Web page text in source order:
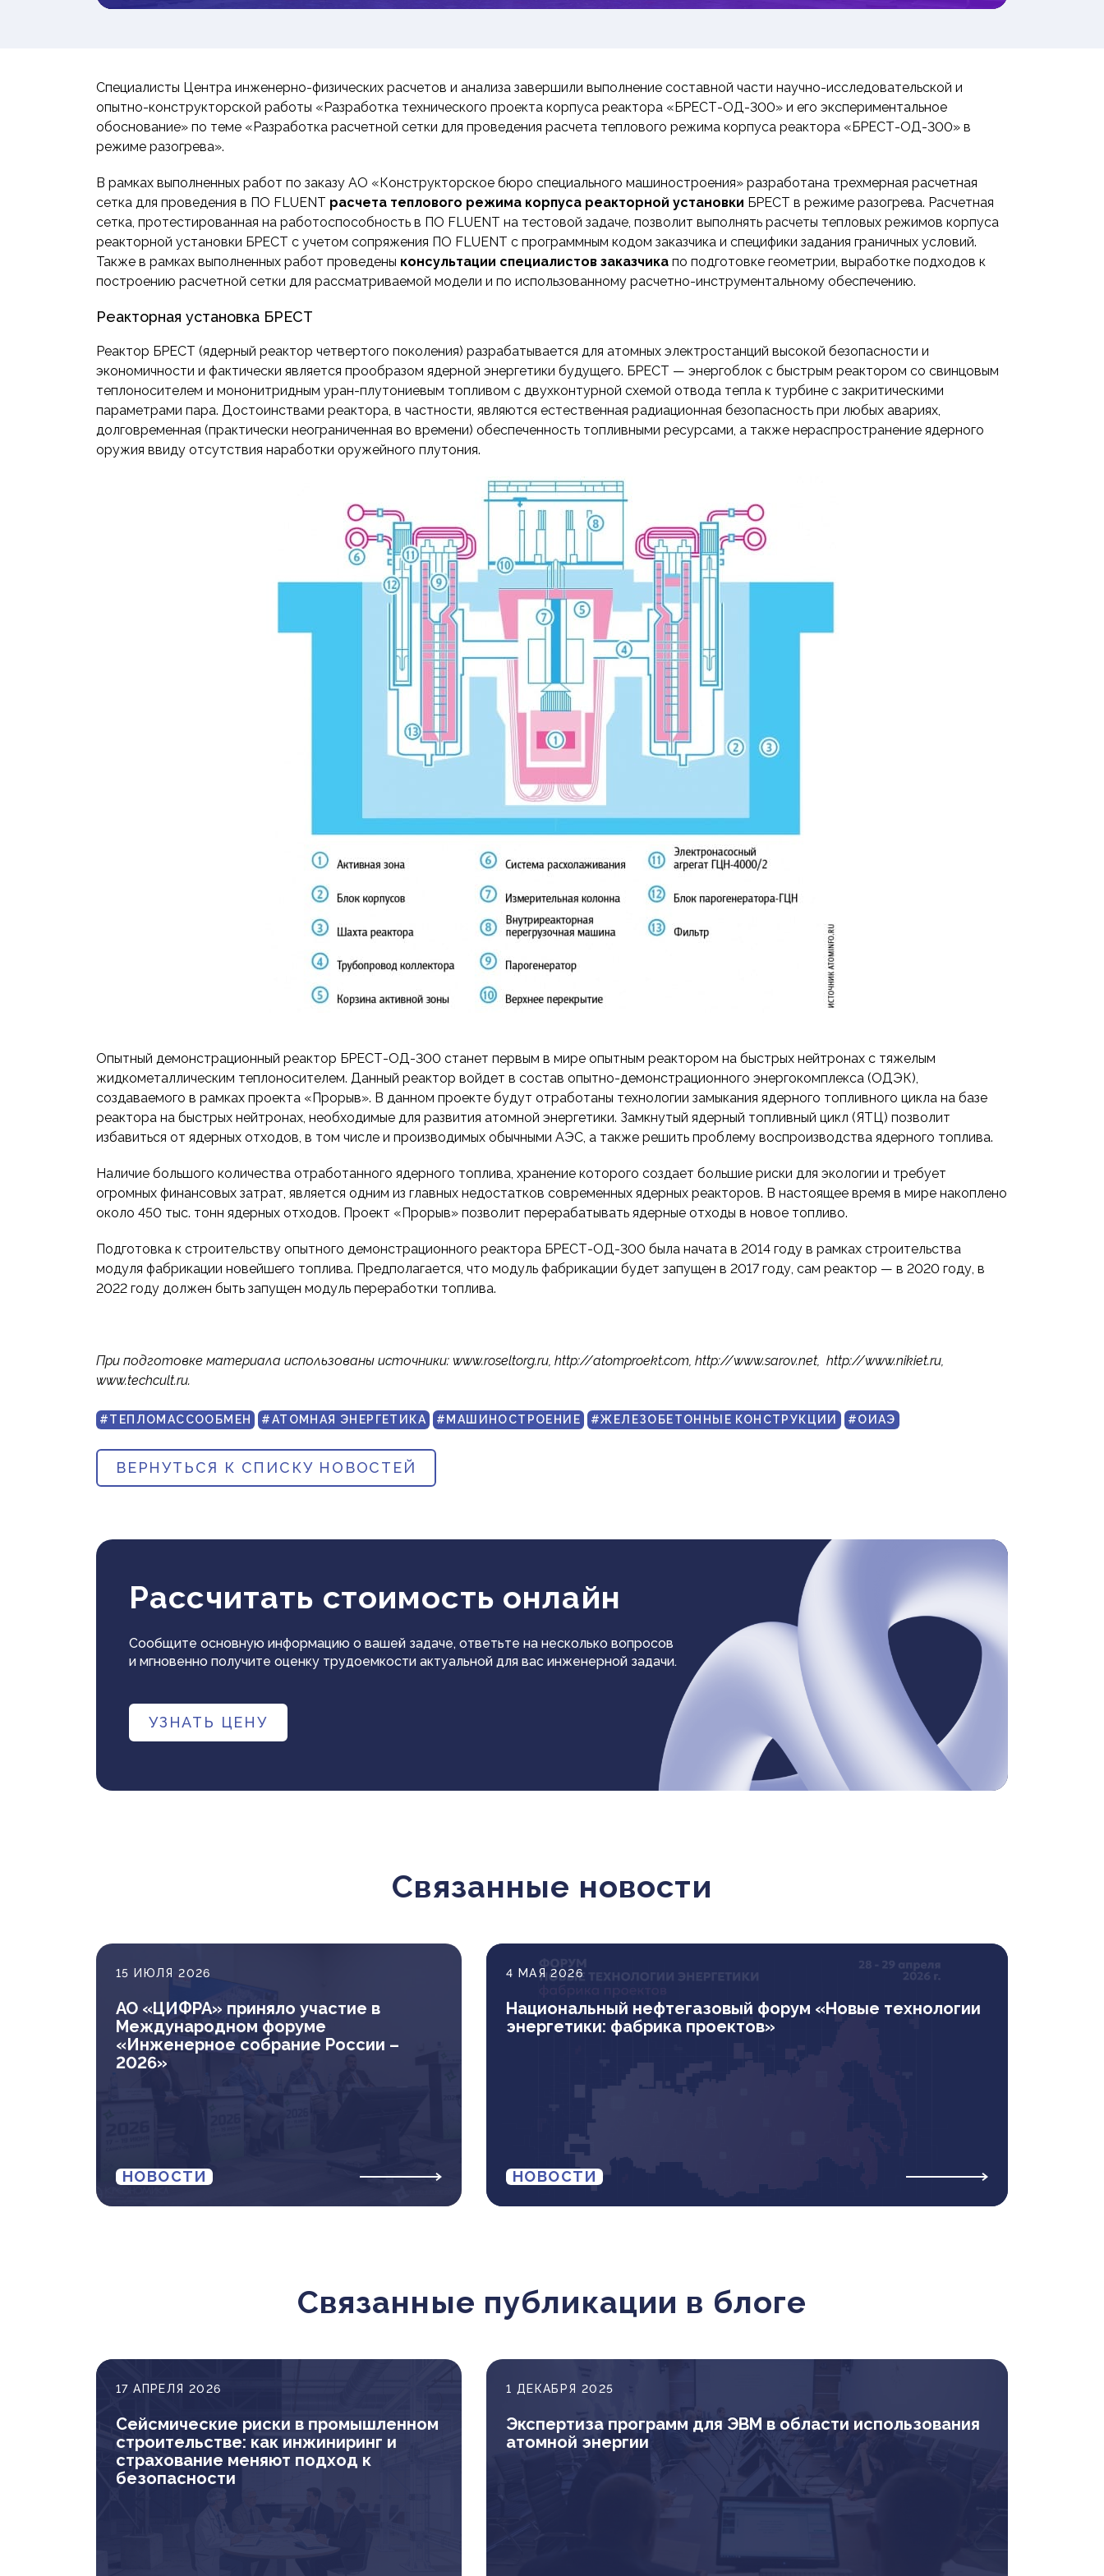
Специалисты Центра инженерно-физических расчетов и анализа завершили выполнение составной части научно-исследовательской и
опытно-конструкторской работы «Разработка технического проекта корпуса реактора «БРЕСТ-ОД-300» и его экспериментальное
обоснование» по теме «Разработка расчетной сетки для проведения расчета теплового режима корпуса реактора «БРЕСТ-ОД-300» в
режиме разогрева».
В рамках выполненных работ по заказу АО «Конструкторское бюро специального машиностроения» разработана трехмерная расчетная
сетка для проведения в ПО FLUENT расчета теплового режима корпуса реакторной установки БРЕСТ в режиме разогрева. Расчетная
сетка, протестированная на работоспособность в ПО FLUENT на тестовой задаче, позволит выполнять расчеты тепловых режимов корпуса
реакторной установки БРЕСТ с учетом сопряжения ПО FLUENT c программным кодом заказчика и специфики задания граничных условий.
Также в рамках выполненных работ проведены консультации специалистов заказчика по подготовке геометрии, выработке подходов к
построению расчетной сетки для рассматриваемой модели и по использованному расчетно-инструментальному обеспечению.
Реакторная установка БРЕСТ
Реактор БРЕСТ (ядерный реактор четвертого поколения) разрабатывается для атомных электростанций высокой безопасности и
экономичности и фактически является прообразом ядерной энергетики будущего. БРЕСТ — энергоблок с быстрым реактором со свинцовым
теплоносителем и мононитридным уран-плутониевым топливом с двухконтурной схемой отвода тепла к турбине с закритическими
параметрами пара. Достоинствами реактора, в частности, являются естественная радиационная безопасность при любых авариях,
долговременная (практически неограниченная во времени) обеспеченность топливными ресурсами, а также нераспространение ядерного
оружия ввиду отсутствия наработки оружейного плутония.
Опытный демонстрационный реактор БРЕСТ-ОД-300 станет первым в мире опытным реактором на быстрых нейтронах с тяжелым
жидкометаллическим теплоносителем. Данный реактор войдет в состав опытно-демонстрационного энергокомплекса (ОДЭК),
создаваемого в рамках проекта «Прорыв». В данном проекте будут отработаны технологии замыкания ядерного топливного цикла на базе
реактора на быстрых нейтронах, необходимые для развития атомной энергетики. Замкнутый ядерный топливный цикл (ЯТЦ) позволит
избавиться от ядерных отходов, в том числе и производимых обычными АЭС, а также решить проблему воспроизводства ядерного топлива.
Наличие большого количества отработанного ядерного топлива, хранение которого создает большие риски для экологии и требует
огромных финансовых затрат, является одним из главных недостатков современных ядерных реакторов. В настоящее время в мире накоплено
около 450 тыс. тонн ядерных отходов. Проект «Прорыв» позволит перерабатывать ядерные отходы в новое топливо.
Подготовка к строительству опытного демонстрационного реактора БРЕСТ-ОД-300 была начата в 2014 году в рамках строительства
модуля фабрикации новейшего топлива. Предполагается, что модуль фабрикации будет запущен в 2017 году, сам реактор — в 2020 году, в
2022 году должен быть запущен модуль переработки топлива.
При подготовке материала использованы источники: www.roseltorg.ru, http://atomproekt.com, http://www.sarov.net, http://www.nikiet.ru,
www.techcult.ru.
#ТЕПЛОМАССООБМЕН #АТОМНАЯ ЭНЕРГЕТИКА #МАШИНОСТРОЕНИЕ #ЖЕЛЕЗОБЕТОННЫЕ КОНСТРУКЦИИ #ОИАЭ
ВЕРНУТЬСЯ К СПИСКУ НОВОСТЕЙ
Рассчитать стоимость онлайн
Сообщите основную информацию о вашей задаче, ответьте на несколько вопросов
и мгновенно получите оценку трудоемкости актуальной для вас инженерной задачи.
УЗНАТЬ ЦЕНУ
Связанные новости
15 ИЮЛЯ 2026
АО «ЦИФРА» приняло участие в
Международном форуме
«Инженерное собрание России –
2026»
НОВОСТИ
4 МАЯ 2026
Национальный нефтегазовый форум «Новые технологии
энергетики: фабрика проектов»
НОВОСТИ
Связанные публикации в блоге
17 АПРЕЛЯ 2026
Сейсмические риски в промышленном
строительстве: как инжиниринг и
страхование меняют подход к
безопасности
1 ДЕКАБРЯ 2025
Экспертиза программ для ЭВМ в области использования
атомной энергии